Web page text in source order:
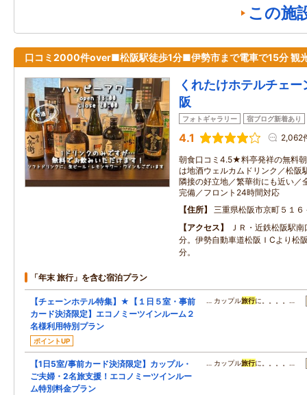
この施
口コミ2000件over■松阪駅徒歩1分■伊勢市まで電車で15分 観
くれたけホテルチェ
阪
フォトギャラリー 宿ブログ新着あり
4.1 2,062
朝食口コミ4.5★料亭発祥の無料
は地酒ウェルカムドリンク／松阪
隣接の好立地／繁華街にも近い／
完備／フロント24時間対応
住所
三重県松阪市京町５１６
アクセス
ＪＲ・近鉄松阪駅
分。伊勢自動車道松阪ＩCより松
分。
「年末 旅行」を含む宿泊プラン
【チェーンホテル特集】★【１日５室・事前
カード決済限定】エコノミーツインルーム２
名様利用特別プラン
ポイントUP
… カップル旅行に。。。。…
【1日5室/事前カード決済限定】カップル・
ご夫婦・2名旅支援！エコノミーツインルー
ム特別料金プラン
… カップル旅行に。。。。…